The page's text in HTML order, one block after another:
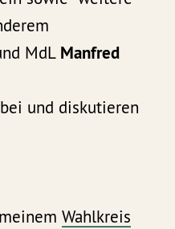
MdL Manfred
und diskutieren
Wahlkreis